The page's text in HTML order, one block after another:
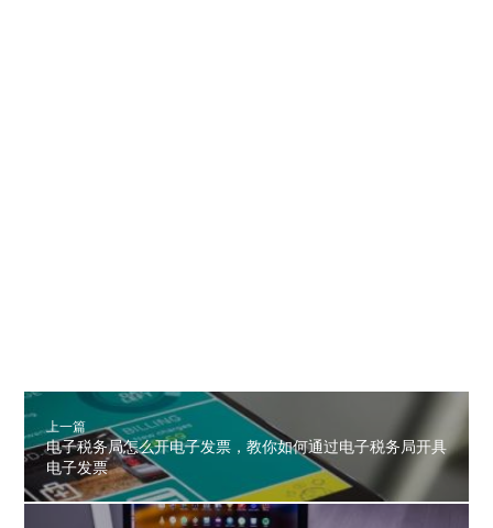
上一篇
电子税务局怎么开电子发票，教你如何通过电子税务局开具
电子发票